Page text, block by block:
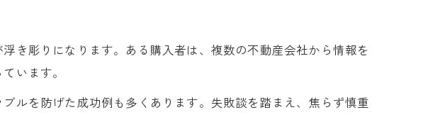
チェックリスト
える土地探し
地探し成功例
探しの工夫
き彫りになります。ある購入者は、複数の不動産会社から情報を
います。
ルを防げた成功例も多くあります。失敗談を踏まえ、焦らず慎重